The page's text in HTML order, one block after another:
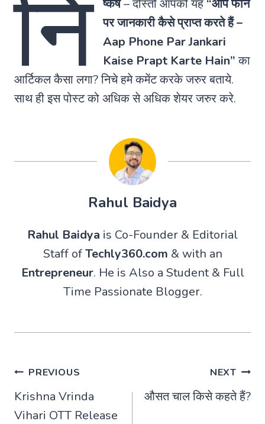
नि ष्कर्ष–दोस्तों आपको यह“आप फोन
पर जानकारी कैसे प्राप्त करते हैं –
Aap Phone Par Jankari
Kaise Prapt Karte Hain”का
आर्टिकल कैसा लगा? निचे हमे कमेंट करके जरुर बताये.
साथ ही इस पोस्ट को अधिक से अधिक शेयर जरुर करे.
Rahul Baidya
Rahul Baidya is Co-Founder & Editorial
Staff ofTechly360.com & with an
Entrepreneur. He is Also a Student & Full
Time Passionate Blogger.
Post
navigation
PREVIOUS
Krishna Vrinda
Vihari OTT Release
NEXT
औसत चाल किसे कहते हैं?